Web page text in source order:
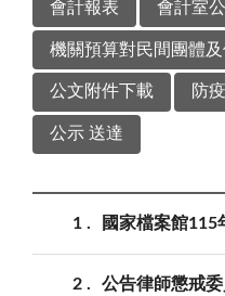
會計報表 會計室
機關預算對民間團體
公文附件下載 防
公示 送達
1 國家檔案館115
2
公告律師懲戒